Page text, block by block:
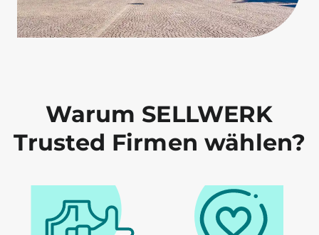
Warum SELLWERK
Trusted Firmen wählen?